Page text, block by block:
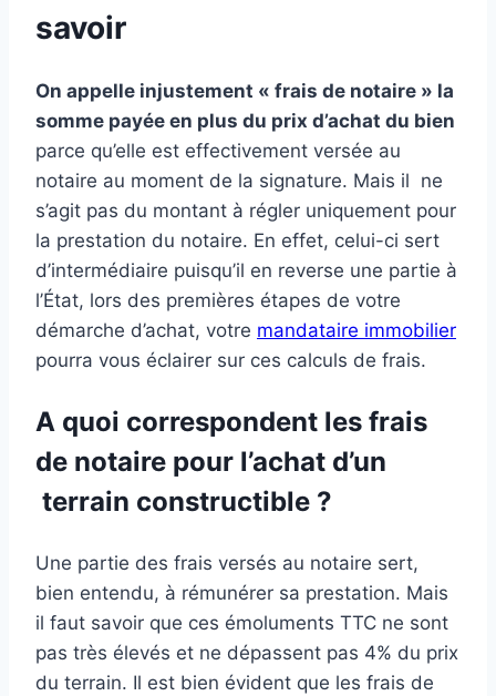
savoir
On appelle injustement « frais de notaire » la
somme payée en plus du prix d’achat du bien
parce qu’elle est effectivement versée au
notaire au moment de la signature. Mais il ne
s’agit pas du montant à régler uniquement pour
la prestation du notaire. En effet, celui-ci sert
d’intermédiaire puisqu’il en reverse une partie à
l’État, lors des premières étapes de votre
démarche d’achat, votre mandataire immobilier
pourra vous éclairer sur ces calculs de frais.
A quoi correspondent les frais
de notaire pour l’achat d’un
terrain constructible ?
Une partie des frais versés au notaire sert,
bien entendu, à rémunérer sa prestation. Mais
il faut savoir que ces émoluments TTC ne sont
pas très élevés et ne dépassent pas 4% du prix
du terrain. Il est bien évident que les frais de